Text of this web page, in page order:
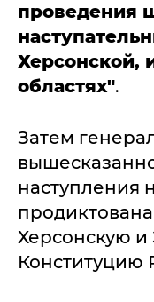
проведения
Херсонской,
областях".
Затем
наступления
Херсонскую и
Конституцию